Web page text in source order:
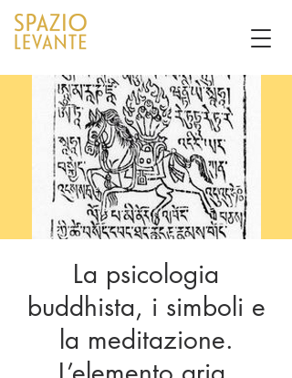
La psicologia
buddhista, i simboli e
la meditazione.